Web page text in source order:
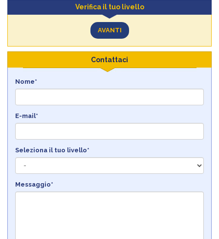
Verifica il tuo livello
AVANTI
Contattaci
Nome*
E-mail*
Seleziona il tuo livello*
Messaggio*